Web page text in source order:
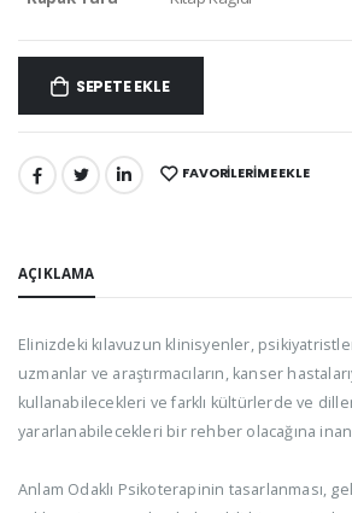
SEPETE EKLE
PAYLAŞ: FAVORILERIME EKLE
AÇIKLAMA
Elinizdeki kılavuzun klinisyenler,
uzmanlar ve araştırmacıların, kanser
kullanabilecekleri ve farklı kültürlerde ve
yararlanabilecekleri bir rehber olacağına
Anlam Odaklı Psikoterapinin tasarlanması,